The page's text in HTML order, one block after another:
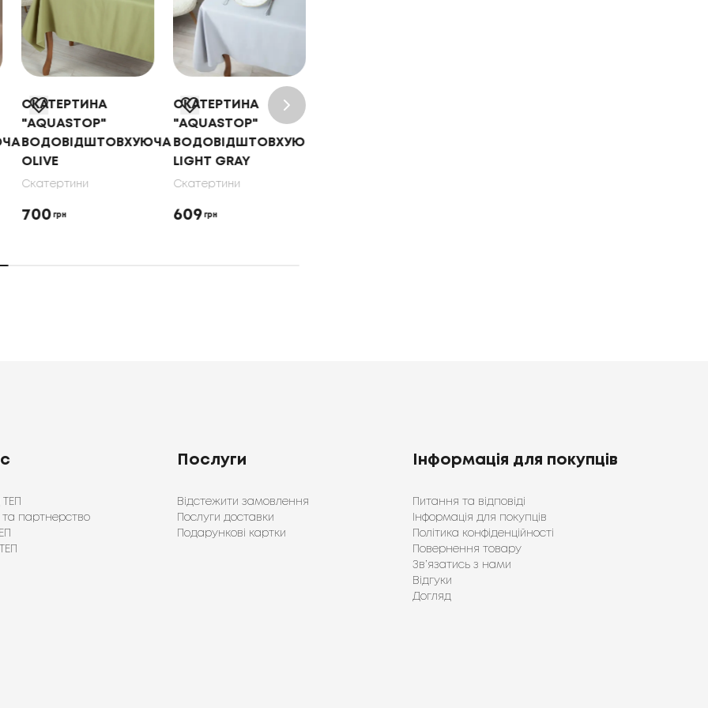
СКАТЕРТИНА
"AQUASTOP"
ВОДОВІДШТОВХУЮЧА
OLIVE
Скатертини
700 грн
СКАТЕРТИНА
"AQUASTOP"
ВОДОВІДШТОВХУЮЧА
LIGHT GRAY
Скатертини
609 грн
та партнерство
Послуги
Відстежити замовлення
Послуги доставки
Подарункові картки
Інформація для покупців
Питання та відповіді
Інформація для покупців
Політика конфіденційності
Повернення товару
Зв’язатись з нами
Відгуки
Догляд